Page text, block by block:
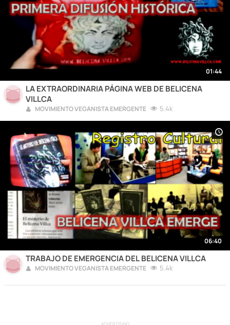
01:44
LA EXTRAORDINARIA PÁGINA WEB DE BELICENA
VILLCA
MOVIMIENTO VEGANISTA EMERGENTE 5.4k
06:40
TRABAJO DE EMERGENCIA DEL BELICENA VILLCA
MOVIMIENTO VEGANISTA EMERGENTE 5.4k